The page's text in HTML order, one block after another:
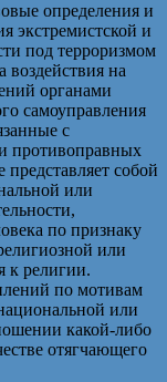
определения и
экстремистской и
под терроризмом
воздействия на
органами
самоуправления
с
противоправных
собой
или
по признаку
или
к религии.
по мотивам
или
какой-либо
отягчающего